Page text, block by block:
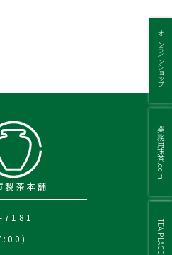
オンラインショップ
業務用抹茶.com
TEA PLACE
製茶本舗
7181